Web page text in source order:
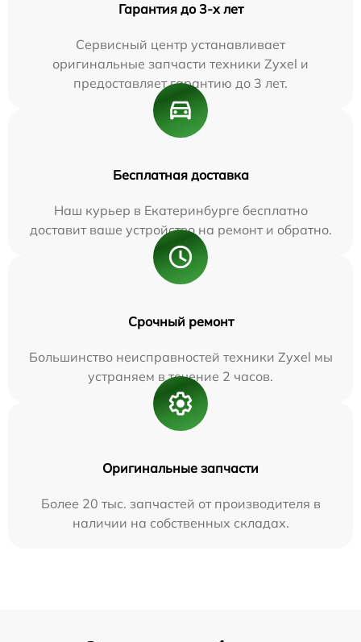
Гарантия до 3-х лет
Сервисный центр устанавливает
оригинальные запчасти техники Zyxel и
предоставляет гарантию до 3 лет.
Бесплатная доставка
Наш курьер в Екатеринбурге бесплатно
доставит ваше устройство на ремонт и обратно.
Срочный ремонт
Большинство неисправностей техники Zyxel мы
устраняем в течение 2 часов.
Оригинальные запчасти
Более 20 тыс. запчастей от производителя в
наличии на собственных складах.